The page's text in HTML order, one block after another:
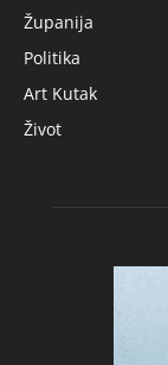
Županija
Politika
Art Kutak
Život